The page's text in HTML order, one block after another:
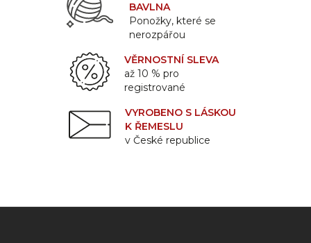
BAVLNA
Ponožky, které se
nerozpářou
VĚRNOSTNÍ SLEVA
až 10 % pro
registrované
VYROBENO S LÁSKOU
K ŘEMESLU
v České republice